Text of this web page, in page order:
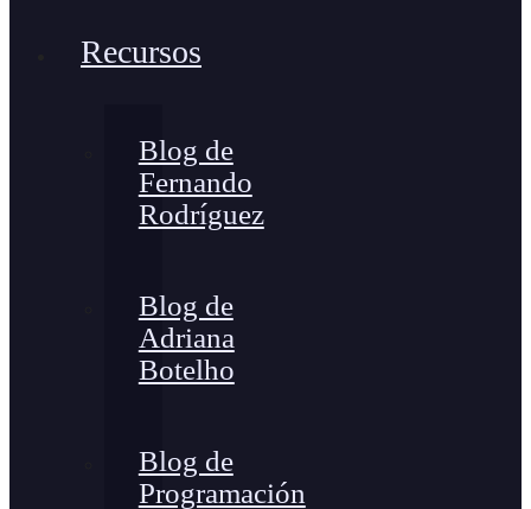
Recursos
Blog de
Fernando
Rodríguez
Blog de
Adriana
Botelho
Blog de
Programación